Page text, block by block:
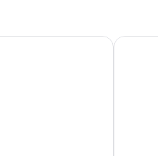
IHG ibis